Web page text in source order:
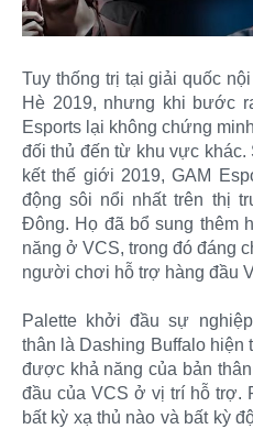
Tuy thống trị tại giải quốc
Hè 2019, nhưng khi bước
Esports lại không chứng
đối thủ đến từ khu vực khác.
kết thế giới 2019, GAM
động sôi nổi nhất trên thị
Đông. Họ đã bổ sung thêm
năng ở VCS, trong đó đáng
người chơi hỗ trợ hàng đầu
Palette khởi đầu sự
thân là Dashing Buffalo
được khả năng của bản
đầu của VCS ở vị trí hỗ trợ.
bất kỳ xạ thủ nào và bất kỳ